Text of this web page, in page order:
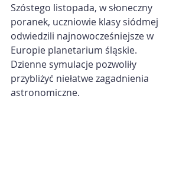
Szóstego listopada, w słoneczny
poranek, uczniowie klasy siódmej
odwiedzili najnowocześniejsze w
Europie planetarium śląskie.
Dzienne symulacje pozwoliły
przybliżyć niełatwe zagadnienia
astronomiczne.